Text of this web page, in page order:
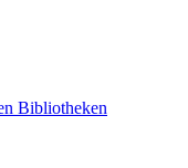
Bibliotheken